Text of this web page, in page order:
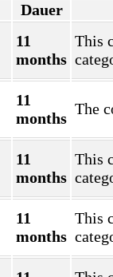
Dauer
11
months
This
11
months
The
11
months
This
11
months
This